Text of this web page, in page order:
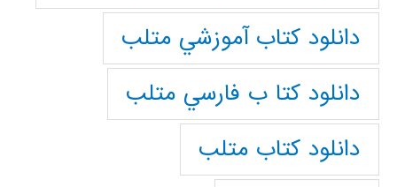
دانلود كتاب آموزشي متلب
دانلود كتا ب فارسي متلب
دانلود كتاب متلب